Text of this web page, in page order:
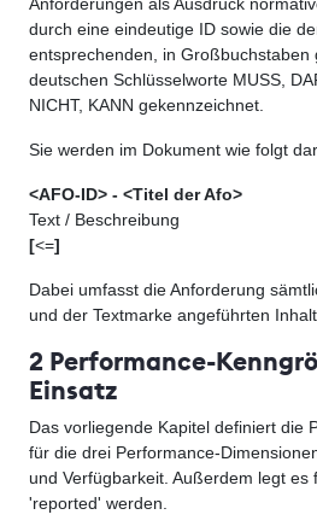
durch eine eindeutige ID sowie die
entsprechenden, in Großbuchstaben
deutschen Schlüsselworte MUSS,
NICHT, KANN gekennzeichnet.
Sie werden im Dokument wie folgt
<AFO-ID> - <Titel der Afo>
Text / Beschreibung
[<=]
Dabei umfasst die Anforderung
und der Textmarke angeführten
2 Performance-
Einsatz
Das vorliegende Kapitel definiert die
für die drei Performance-
und Verfügbarkeit. Außerdem legt es
'reported' werden.